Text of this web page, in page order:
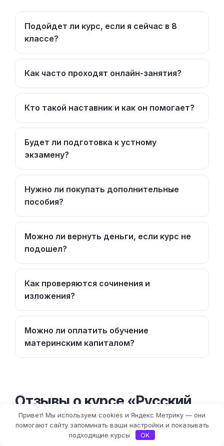
Подойдет ли курс, если я сейчас в 8
классе?
Как часто проходят онлайн-занятия?
Кто такой наставник и как он помогает?
Будет ли подготовка к устному
экзамену?
Нужно ли покупать дополнительные
пособия?
Можно ли вернуть деньги, если курс не
подошел?
Как проверяются сочинения и
изложения?
Можно ли оплатить обучение
материнским капиталом?
Отзывы о курсе «Русский
язык. Основа. Подготовка к
ОГЭ 2027 с июля»
Привет! Мы используем cookies и Яндекс Метрику — они
помогают сайту запоминать ваши настройки и показывать
подходящие курсы
OK